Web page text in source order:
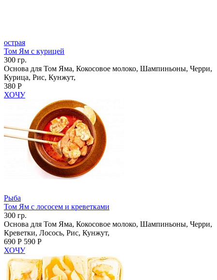
острая
Том Ям с курицей
300 гр.
Основа для Том Яма, Кокосовое молоко, Шампиньоны, Черри,
Курица, Рис, Кунжут,
380 Р
ХОЧУ
Рыба
Том Ям с лососем и креветками
300 гр.
Основа для Том Яма, Кокосовое молоко, Шампиньоны, Черри,
Креветки, Лосось, Рис, Кунжут,
690 Р 590 Р
ХОЧУ